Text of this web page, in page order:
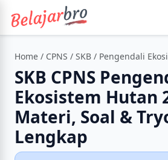
Home / CPNS / SKB / Pengendali
SKB CPNS
Ekosistem Hutan
Materi, Soal &
Lengkap